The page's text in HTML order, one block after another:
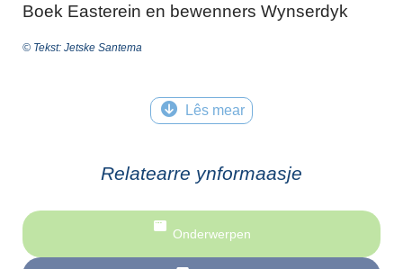
Boek Easterein en bewenners Wynserdyk
© Tekst: Jetske Santema
Lês mear
Relatearre ynformaasje
Onderwerpen